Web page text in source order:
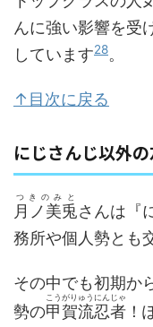
んに強い影響を受
しています28。
↑目次に戻る
にじさんじ以外
月ノ美兎
つきのみと
さんは『
務所や個人勢とも
その中でも初期か
勢の甲賀流忍者
こうがりゅうにんじゃ
！